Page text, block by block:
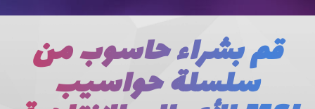
قم بشراء حاسوب من
سلسلة حواسیب